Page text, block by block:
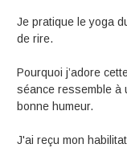
Je pratique le yoga
de rire.
Pourquoi j’adore
séance ressemble à
bonne humeur.
J'ai reçu mon